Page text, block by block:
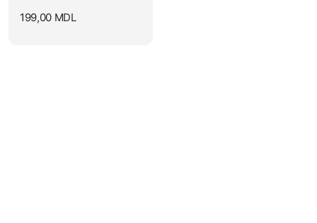
199,00 MDL